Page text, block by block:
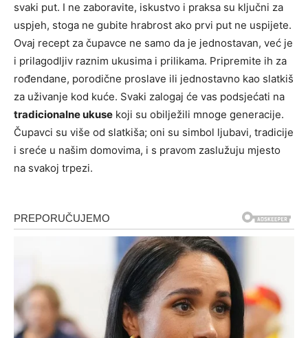
svaki put. I ne zaboravite, iskustvo i praksa su ključni za
uspjeh, stoga ne gubite hrabrost ako prvi put ne uspijete.
Ovaj recept za čupavce ne samo da je jednostavan, već je
i prilagodljiv raznim ukusima i prilikama. Pripremite ih za
rođendane, porodične proslave ili jednostavno kao slatkiš
za uživanje kod kuće. Svaki zalogaj će vas podsjećati na
tradicionalne ukuse koji su obilježili mnoge generacije.
Čupavci su više od slatkiša; oni su simbol ljubavi, tradicije
i sreće u našim domovima, i s pravom zaslužuju mjesto
na svakoj trpezi.